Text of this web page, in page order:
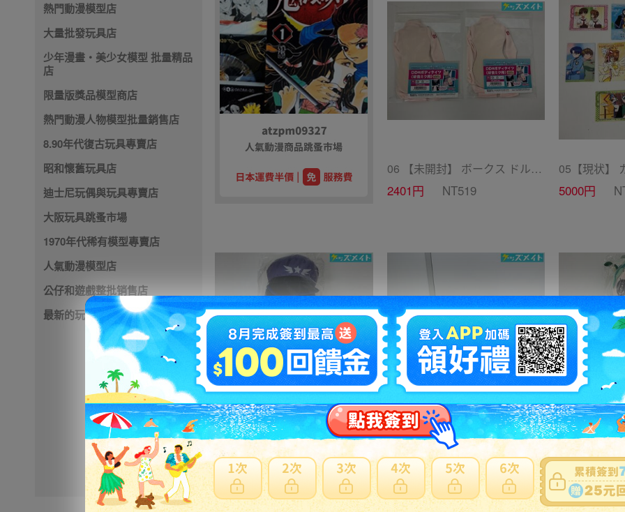
熱門動漫模型店
大量批發玩具店
少年漫畫・美少女模型 批量精品
店
限量版獎品模型商店
熱門動漫人物模型批量銷售店
8.90年代復古玩具專賣店
昭和懷舊玩具店
迪士尼玩偶與玩具專賣店
大阪玩具跳蚤市場
1970年代稀有模型專賣店
人氣動漫模型店
公仔和遊戲整批销售店
最新的玩具店
06 【未開封】 ボークス ドルフィードリーム ドール衣装 DD用ボディタイツ セミホワイトカラー 初音ミク 2点 A /ドール
2401円 NT519 5000円
05 【現状】 歌い手 Ado auスマートパスプレミアム コレボレーション コレクション ぬいぐるみ FREEDOM
6067円 NT1312
12 D【未開封】バトルスピリッツ トレーディングカードゲーム プレミアムディーバ BOX 詩姫達の学園祭 まとめ売り
6295円 NT1362 4270円
※ 超過 48小時 外付款之訂單及日本寄日本之訂單，無法參加免服務費及國際運費優惠。
※ 優惠賣家商品有含材積商品或符合大型商品限制，仍會產生材積費用。